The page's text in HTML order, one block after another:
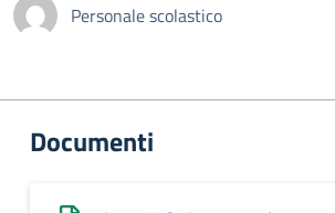
Personale scolastico
Documenti